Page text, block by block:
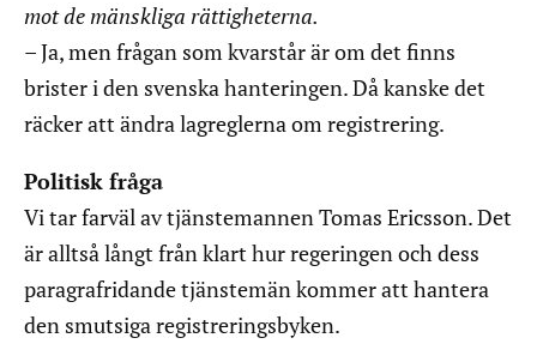
mot de mänskliga rättigheterna.
– Ja, men frågan som kvarstår är om det finns
brister i den svenska hanteringen. Då kanske det
räcker att ändra lagreglerna om registrering.
Politisk fråga
Vi tar farväl av tjänstemannen Tomas Ericsson. Det
är alltså långt från klart hur regeringen och dess
paragrafridande tjänstemän kommer att hantera
den smutsiga registreringsbyken.